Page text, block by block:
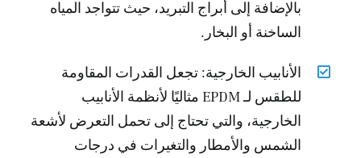
بالإضافة إلى أبراج التبريد، حيث تتواجد المياه
الساخنة أو البخار.
الأنابيب الخارجية: تجعل القدرات المقاومة
للطقس لـ EPDM مثاليًا لأنظمة الأنابيب
الخارجية، والتي تحتاج إلى تحمل التعرض لأشعة
الشمس والأمطار والتغيرات في درجات